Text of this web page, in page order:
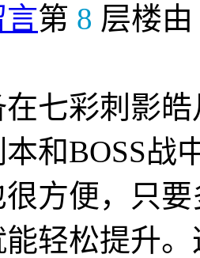
言第 8 层楼由
七彩刺影
和BOSS战
方便，只
轻松提升